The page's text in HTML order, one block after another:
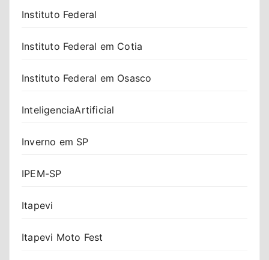
Instituto Federal
Instituto Federal em Cotia
Instituto Federal em Osasco
InteligenciaArtificial
Inverno em SP
IPEM-SP
Itapevi
Itapevi Moto Fest